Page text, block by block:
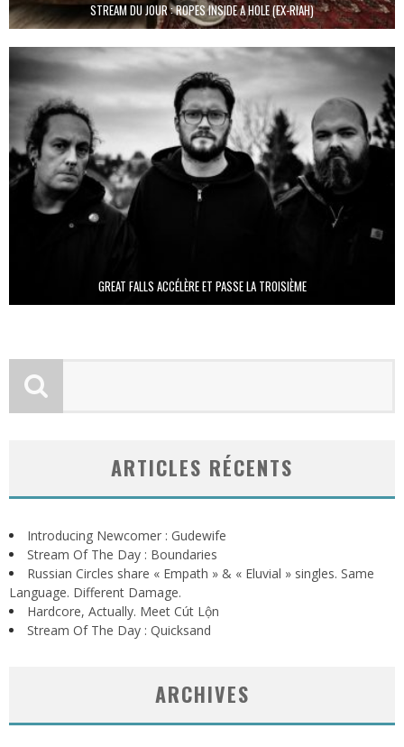
STREAM DU JOUR : ROPES INSIDE A HOLE (EX-RIAH)
GREAT FALLS ACCÉLÈRE ET PASSE LA TROISIÈME
ARTICLES RÉCENTS
Introducing Newcomer : Gudewife
Stream Of The Day : Boundaries
Russian Circles share « Empath » & « Eluvial » singles. Same
Language. Different Damage.
Hardcore, Actually. Meet Cút Lộn
Stream Of The Day : Quicksand
ARCHIVES